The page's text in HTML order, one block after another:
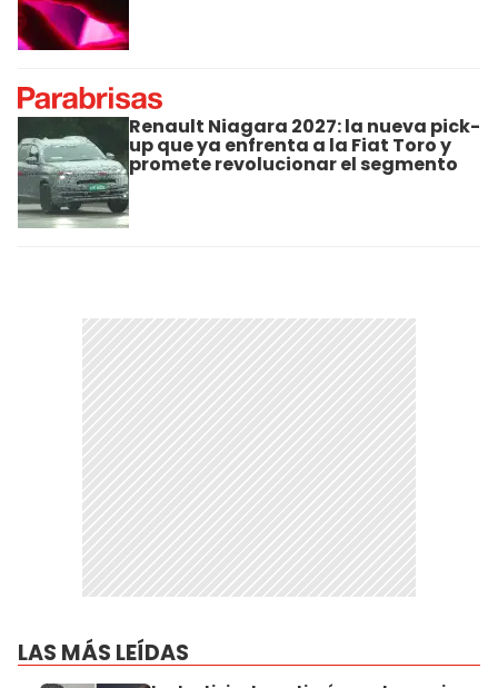
Renault Niagara 2027: la nueva pick-
up que ya enfrenta a la Fiat Toro y
promete revolucionar el segmento
LAS MÁS LEÍDAS